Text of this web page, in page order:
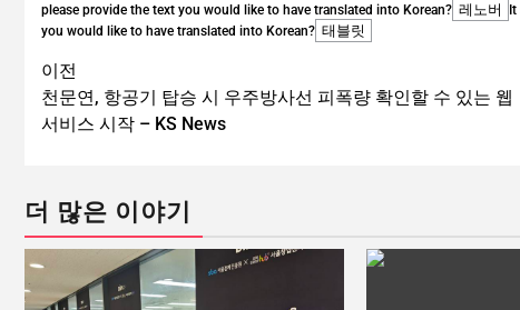
please provide the text you would like to have translated into Korean? 레노버
you would like to have translated into Korean? 태블릿
이전
천문연, 항공기 탑승 시 우주방사선 피폭량 확인할 수 있는 웹
서비스 시작 – KS News
더 많은 이야기